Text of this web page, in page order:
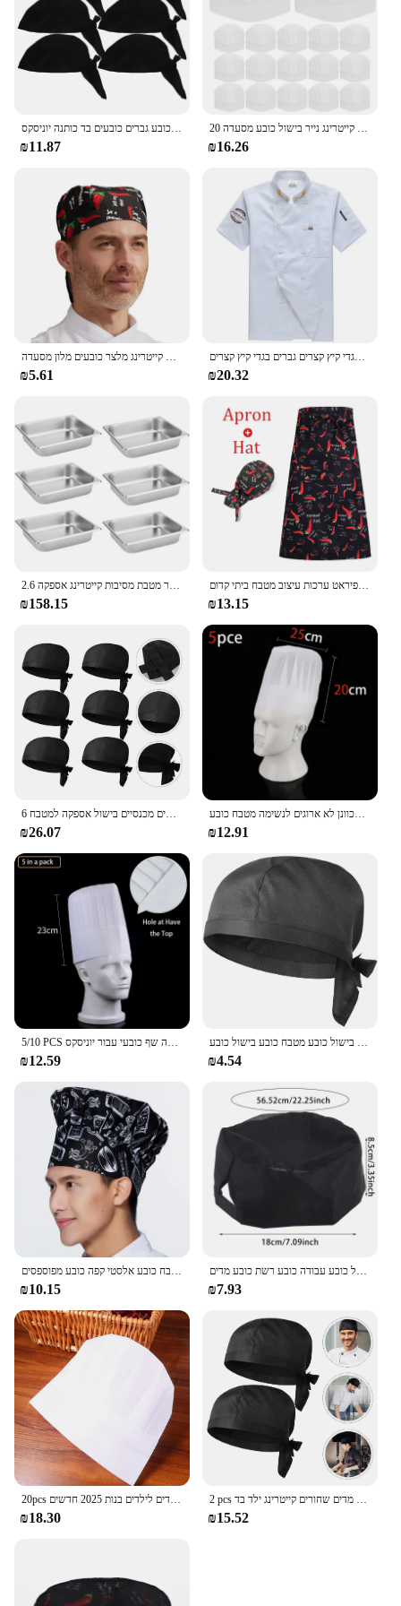
you have the right tools at hand for every occasion.
כובע שף כובע גברים כובעים בד כותנה יוניסקס
₪11.87
20 יח 'ילדים חד פעמיים כובעי שף פנויות אוכל קייטרינג נייר בישול כובע מסעדה heads מטבח ילדים
₪16.26
שפים יוניסקס כובע פיראט כובע שירות קייטרינג מלצר כובעים מלון מסעדה
₪5.61
קייטרינג עבודה שף בגדי קיץ קצרים גברים בגדי קיץ קצרים
₪20.32
2.6 אינץ 'עמוק נירוסטה שולחן אדים מחבת קיטור שולחן מחבת קיטור מטבת מסיבות קייטרינג אספקה
₪158.15
כובע שף פיראט כובע שף פיראט ערכות עיצוב מטבח ביתי קדום
₪13.15
6 יח 'כובע שחור כובע שף כובע יוניסקס מסעדה לבשל כובעים מכנסיים בישול אספקה למטבח
₪26.07
ילד כובע שף קייטרינג הפנוי בישול כובע מלון מסעדה מתכוונן לא ארוגים לנשימה מטבח כובע
₪12.91
₪12.59 ₪4.54
₪10.15 ₪7.93
₪18.30 ₪15.52